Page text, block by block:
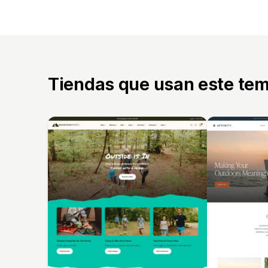
Tiendas que usan este